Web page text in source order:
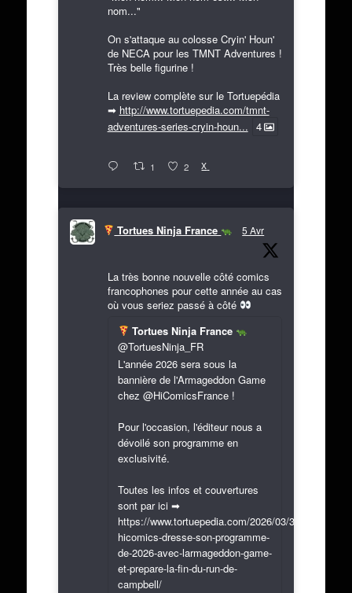
nom..."
On s'attaque au colosse Cryin' Houn'
de NECA pour les TMNT Adventures !
Très belle figurine !
La review complète sur le Tortuepédia
➡ http://www.tortuepedia.com/tmnt-
adventures-series-cryin-houn... 4
1 2 X
Tortues Ninja France 5 Avr
La très bonne nouvelle côté comics
francophones pour cette année au cas
où vous seriez passé à côté
Tortues Ninja France
@TortuesNinja_FR
L'année 2026 sera sous la
bannière de l'Armageddon Game
chez @HiComicsFrance !
Pour l'occasion, l'éditeur nous a
dévoilé son programme en
exclusivité.
Toutes les infos et couvertures
sont par ici ➡
https://www.tortuepedia.com/2026/03/31/exclusif-
hicomics-dresse-son-programme-
de-2026-avec-larmageddon-game-
et-prepare-la-fin-du-run-de-
campbell/